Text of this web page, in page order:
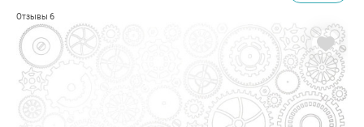
Отзывы 6